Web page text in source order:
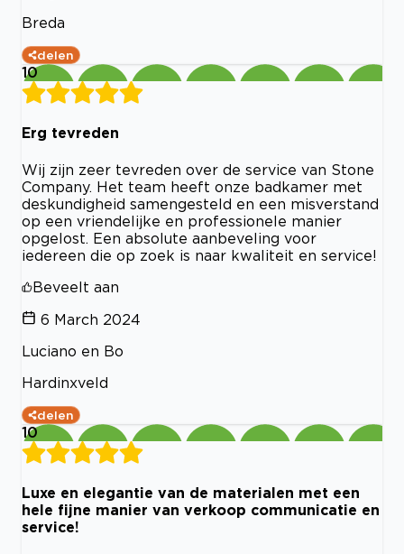
Breda
delen
10
Erg tevreden
Wij zijn zeer tevreden over de service van Stone
Company. Het team heeft onze badkamer met
deskundigheid samengesteld en een misverstand
op een vriendelijke en professionele manier
opgelost. Een absolute aanbeveling voor
iedereen die op zoek is naar kwaliteit en service!
Beveelt aan
6 March 2024
Luciano en Bo
Hardinxveld
delen
10
Luxe en elegantie van de materialen met een
hele fijne manier van verkoop communicatie en
service!